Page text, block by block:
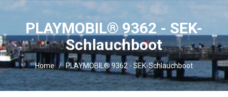
PLAYMOBIL® 9362 - SEK-
Schlauchboot
Home PLAYMOBIL® 9362 - SEK-Schlauchboot